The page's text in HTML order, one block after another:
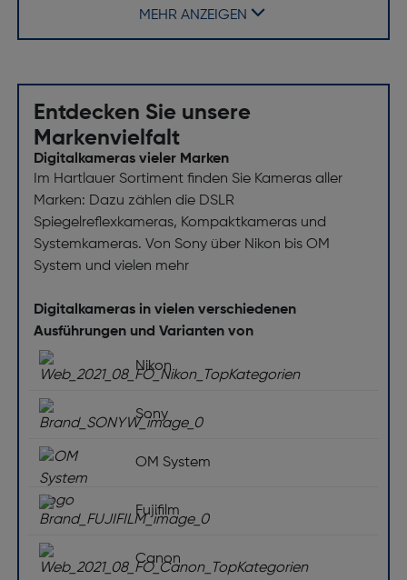
Anzahl der Beinabschnitte: 5
Anzahl der Beine [Bein(e)]: 3
MEHR ANZEIGEN
Entdecken Sie unsere
Markenvielfalt
Digitalkameras vieler Marken
Im Hartlauer Sortiment finden Sie Kameras aller
Marken: Dazu zählen die DSLR
Spiegelreflexkameras, Kompaktkameras und
Systemkameras. Von Sony über Nikon bis OM
System und vielen mehr
Digitalkameras in vielen verschiedenen
Ausführungen und Varianten von
Nikon
Sony
OM System
Fujifilm
Canon